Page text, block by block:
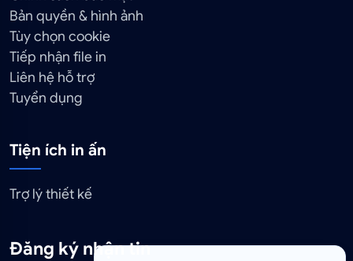
Bản quyền & hình ảnh
Tùy chọn cookie
Tiếp nhận file in
Liên hệ hỗ trợ
Tuyển dụng
Tiện ích in ấn
Trợ lý thiết kế
Đăng ký nhận tin